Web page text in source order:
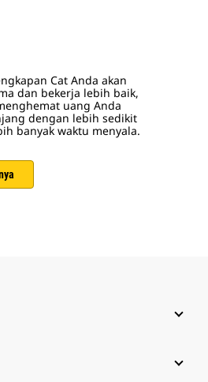
Cat Anda akan
dan bekerja lebih baik,
uang Anda
dengan lebih sedikit
banyak waktu menyala.